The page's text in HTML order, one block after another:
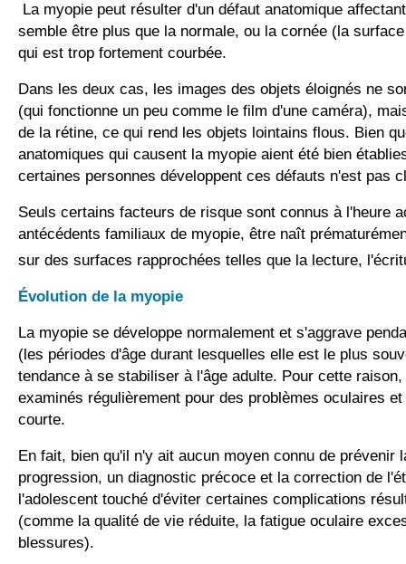
La myopie peut résulter d'un défaut anatomique
semble être plus que la normale, ou la cornée (la
qui est trop fortement courbée.
Dans les deux cas, les images des objets éloignés ne
(qui fonctionne un peu comme le film d'une caméra),
de la rétine, ce qui rend les objets lointains flous. Bien
anatomiques qui causent la myopie aient été bien
certaines personnes développent ces défauts n'est pas
Seuls certains facteurs de risque sont connus à l'heure
antécédents familiaux de myopie, être naît
sur des surfaces rapprochées telles que la lecture,
Évolution de la myopie
La myopie se développe normalement et s'aggrave
(les périodes d'âge durant lesquelles elle est le plus
tendance à se stabiliser à l'âge adulte. Pour cette
examinés régulièrement pour des problèmes oculaires
courte.
En fait, bien qu'il n'y ait aucun moyen connu de prévenir
progression, un diagnostic précoce et la correction de
l'adolescent touché d'éviter certaines complications
(comme la qualité de vie réduite, la fatigue oculaire
blessures).